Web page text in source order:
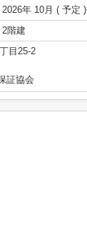
2026年 10月 ( 予定 )
2階建
目25-2
証協会